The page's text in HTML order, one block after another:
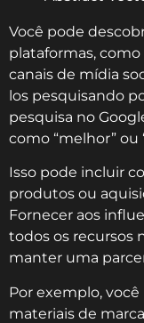
Você pode
plataformas,
canais de mídia
los pesquisando
pesquisa no
como “melhor” ou
Isso pode incluir
produtos ou
Fornecer aos
todos os recursos
manter uma
Por exemplo,
materiais de